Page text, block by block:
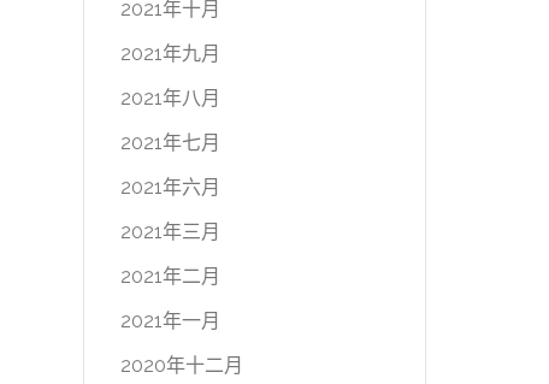
2021年十月
2021年九月
2021年八月
2021年七月
2021年六月
2021年三月
2021年二月
2021年一月
2020年十二月